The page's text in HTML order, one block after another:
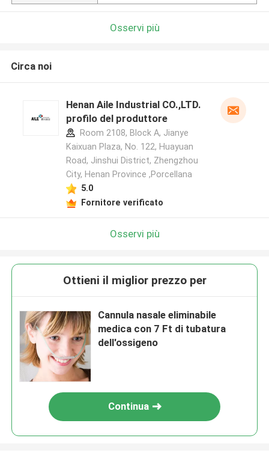
Osservi più
Circa noi
Henan Aile Industrial CO.,LTD.
profilo del produttore
Room 2108, Block A, Jianye
Kaixuan Plaza, No. 122, Huayuan
Road, Jinshui District, Zhengzhou
City, Henan Province ,Porcellana
5.0
Fornitore verificato
Osservi più
Ottieni il miglior prezzo per
Cannula nasale eliminabile
medica con 7 Ft di tubatura
dell'ossigeno
Continua